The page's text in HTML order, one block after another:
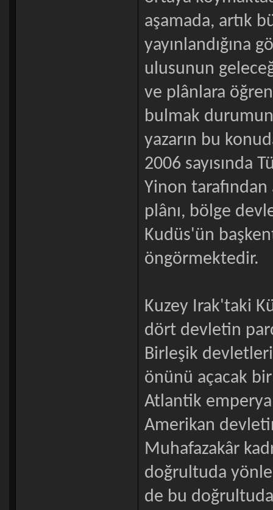
aşamada, artık
yayınlandığına
ulusunun
ve plânlara
bulmak
yazarın bu
2006 sayısında
Yinon tarafından
plânı, bölge
Kudüs'ün
öngörmektedir.
Kuzey Irak'taki
dört devletin
Birleşik
önünü açacak
Atlantik
Amerikan
Muhafazakâr
doğrultuda
de bu